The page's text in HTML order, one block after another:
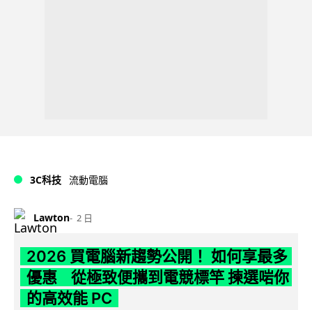
3C科技 流動電腦
Lawton 2 日
2026 買電腦新趨勢公開！ 如何享最多
優惠 從極致便攜到電競標竿 揀選啱你
的高效能 PC